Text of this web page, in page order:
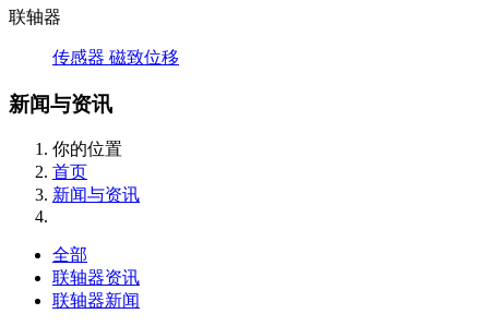
联轴器
传感器 磁致位移
新闻与资讯
你的位置
首页
新闻与资讯
全部
联轴器资讯
联轴器新闻